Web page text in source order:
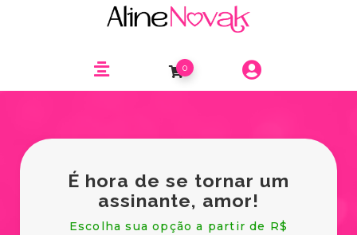
0
É hora de se tornar um
assinante, amor!
Escolha sua opção a partir de R$